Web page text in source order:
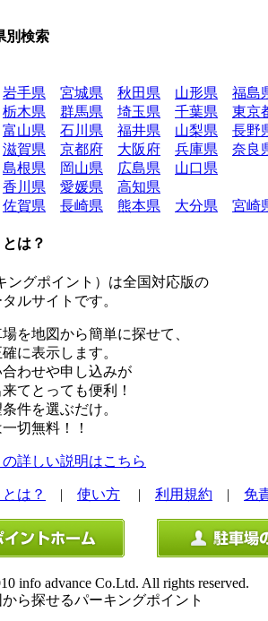
別検索
岩手県 宮城県 秋田県 山形県
福島
栃木県 群馬県 埼玉県 千葉県 東京
富山県 石川県 福井県 山梨県 長野
滋賀県 京都府 大阪府 兵庫県 奈良
島根県 岡山県 広島県
山口県
香川県 愛媛県
高知県
佐賀県 長崎県 熊本県 大分県 宮崎
は？
ングポイント）は全国対応版の
ルサイトです。
を地図から簡単に探せて、
に表示します。
わせや申し込みが
てとっても便利！
件を選ぶだけ。
切無料！！
詳しい説明はこちら
は？ | 使い方 | 利用規約 | 免
info advance Co.Ltd. All rights reserved.
ら探せるパーキングポイント